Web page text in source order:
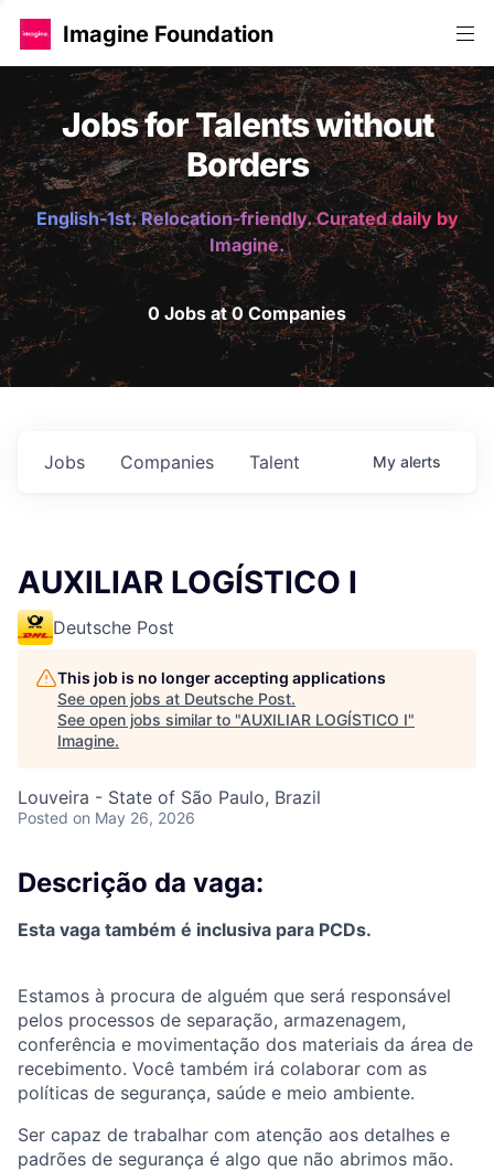
Imagine Foundation
Jobs for Talents without
Borders
English-1st. Relocation-friendly. Curated daily by
Imagine.
0 Jobs at 0 Companies
Jobs Companies Talent My alerts
AUXILIAR LOGÍSTICO I
Deutsche Post
This job is no longer accepting applications
See open jobs at Deutsche Post.
See open jobs similar to "AUXILIAR LOGÍSTICO I"
Imagine.
Louveira - State of São Paulo, Brazil
Posted on May 26, 2026
Descrição da vaga:
Esta vaga também é inclusiva para PCDs.
Estamos à procura de alguém que será responsável
pelos processos de separação, armazenagem,
conferência e movimentação dos materiais da área de
recebimento. Você também irá colaborar com as
políticas de segurança, saúde e meio ambiente.
Ser capaz de trabalhar com atenção aos detalhes e
padrões de segurança é algo que não abrimos mão.